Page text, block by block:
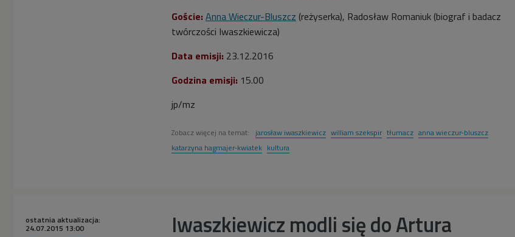
Goście: Anna Wieczur-Bluszcz (reżyserka), Radosław Romaniuk (biograf i badacz
twórczości Iwaszkiewicza)
Data emisji: 23.12.2016
Godzina emisji: 15.00
jp/mz
Zobacz więcej na temat: jarosław iwaszkiewicz william szekspir tłumacz anna wieczur-bluszcz
katarzyna hagmajer-kwiatek kultura
Iwaszkiewicz modli się do Artura
ostatnia aktualizacja:
24.07.2015 13:00